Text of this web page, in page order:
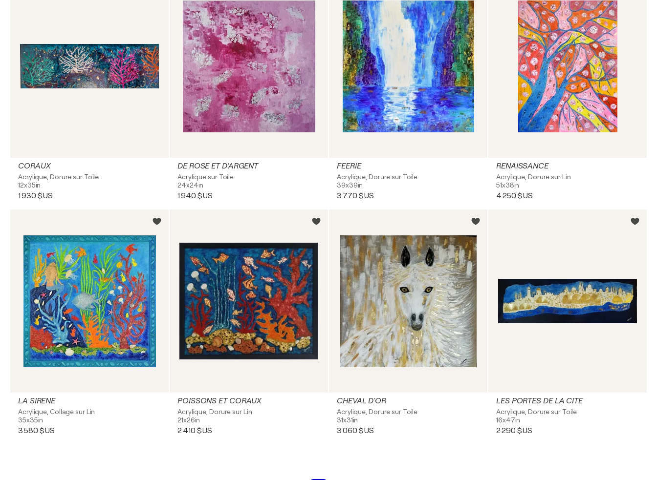
CORAUX
Acrylique, Dorure sur Toile
12x35in
1 930 $US
DE ROSE ET D'ARGENT
Acrylique sur Toile
24x24in
1 940 $US
FEERIE
Acrylique, Dorure sur Toile
39x39in
3 770 $US
RENAISSANCE
Acrylique, Dorure sur Lin
51x38in
4 250 $US
LA SIRENE
Acrylique, Collage sur Lin
35x35in
3 580 $US
POISSONS ET CORAUX
Acrylique, Dorure sur Lin
21x26in
2 410 $US
CHEVAL D'OR
Acrylique, Dorure sur Toile
31x31in
3 060 $US
LES PORTES DE LA CITE
Acrylique, Dorure sur Toile
16x47in
2 290 $US